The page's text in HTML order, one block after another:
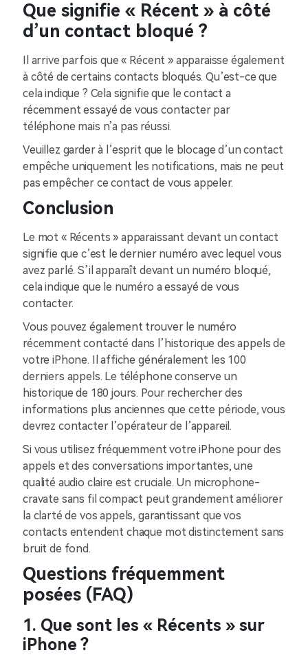
Que signifie « Récent » à côté
d’un contact bloqué ?
Il arrive parfois que « Récent » apparaisse également
à côté de certains contacts bloqués. Qu’est-ce que
cela indique ? Cela signifie que le contact a
récemment essayé de vous contacter par
téléphone mais n’a pas réussi.
Veuillez garder à l’esprit que le blocage d’un contact
empêche uniquement les notifications, mais ne peut
pas empêcher ce contact de vous appeler.
Conclusion
Le mot « Récents » apparaissant devant un contact
signifie que c’est le dernier numéro avec lequel vous
avez parlé. S’il apparaît devant un numéro bloqué,
cela indique que le numéro a essayé de vous
contacter.
Vous pouvez également trouver le numéro
récemment contacté dans l’historique des appels de
votre iPhone. Il affiche généralement les 100
derniers appels. Le téléphone conserve un
historique de 180 jours. Pour rechercher des
informations plus anciennes que cette période, vous
devrez contacter l’opérateur de l’appareil.
Si vous utilisez fréquemment votre iPhone pour des
appels et des conversations importantes, une
qualité audio claire est cruciale. Un microphone-
cravate sans fil compact peut grandement améliorer
la clarté de vos appels, garantissant que vos
contacts entendent chaque mot distinctement sans
bruit de fond.
Questions fréquemment
posées (FAQ)
1. Que sont les « Récents » sur
iPhone ?